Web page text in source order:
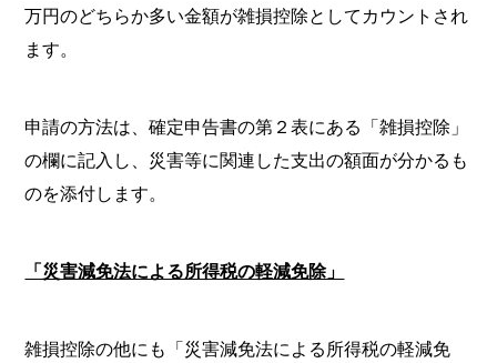
万円のどちらか多い金額が雑損控除としてカウントされ
ます。
申請の方法は、確定申告書の第２表にある「雑損控除」
の欄に記入し、災害等に関連した支出の額面が分かるも
のを添付します。
「災害減免法による所得税の軽減免除」
雑損控除の他にも「災害減免法による所得税の軽減免